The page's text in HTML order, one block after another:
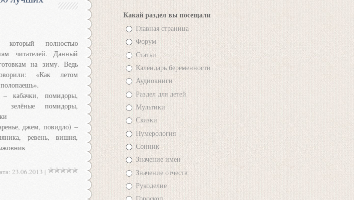
который полностью
читателей. Данный
на зиму. Ведь
«Как летом
кабачки, помидоры,
зелёные помидоры,
джем, повидло) –
ревень, вишня,
23.06.2013 |
Какай раздел вы посещали
Главная страница
Форум
Статьи
Календарь беременности
Аудиокниги
Раздел для детей
Мультики
Сказки
Нумерология
Сонник
Значение имен
Значение отчеств
Рукоделие